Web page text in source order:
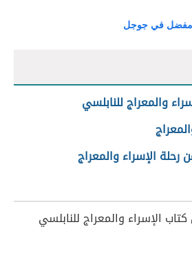
في جوجل
والمعراج للنابلسي
رحلة الإسراء والمعراج